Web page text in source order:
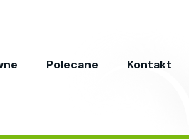
Polecane Kontakt